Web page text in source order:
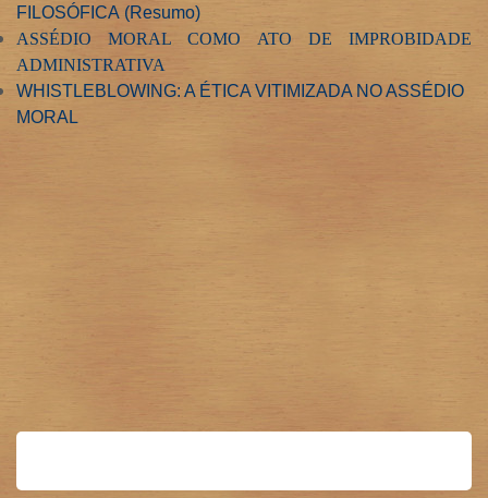
FILOSÓFICA (Resumo)
ASSÉDIO MORAL COMO ATO DE IMPROBIDADE
ADMINISTRATIVA
WHISTLEBLOWING: A ÉTICA VITIMIZADA NO ASSÉDIO
MORAL